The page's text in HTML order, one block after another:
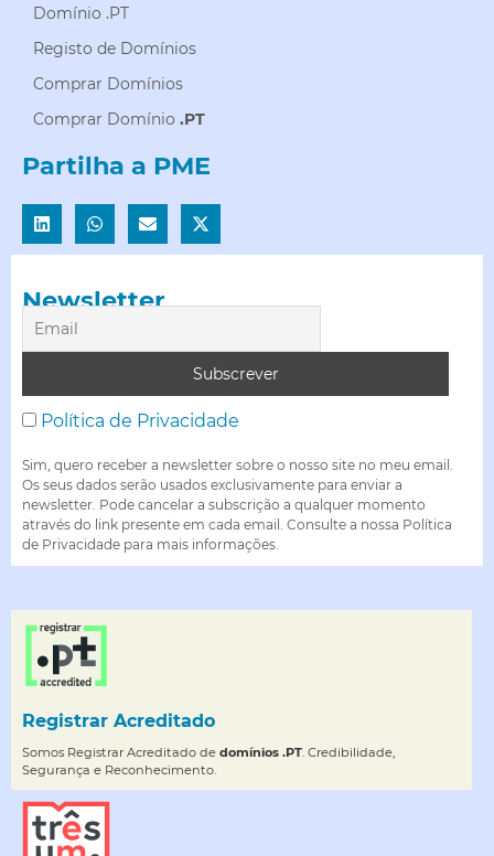
Domínio .PT
Registo de Domínios
Comprar Domínios
Comprar Domínio .PT
Partilha a PME
Newsletter
Política de Privacidade
Sim, quero receber a newsletter sobre o nosso site no meu email.
Os seus dados serão usados exclusivamente para enviar a
newsletter. Pode cancelar a subscrição a qualquer momento
através do link presente em cada email. Consulte a nossa Política
de Privacidade para mais informações.
Registrar Acreditado
Somos Registrar Acreditado de domínios .PT . Credibilidade,
Segurança e Reconhecimento.